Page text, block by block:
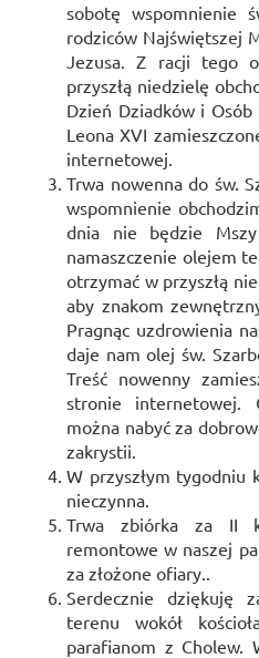
sobotę wspomnienie
rodziców Najświętszej
Jezusa. Z racji tego
przyszłą niedzielę
Dzień Dziadków i
Leona XVI
internetowej.
Trwa nowenna do św.
wspomnienie
dnia nie będzie
namaszczenie olejem
otrzymać w przyszłą
aby znakom
Pragnąc uzdrowienia
daje nam olej św.
Treść nowenny
stronie internetowej.
można nabyć za
zakrystii.
W przyszłym tygodniu
nieczynna.
Trwa zbiórka za II
remontowe w naszej
za złożone ofiary..
Serdecznie dziękuję
terenu wokół
parafianom z Cholew.